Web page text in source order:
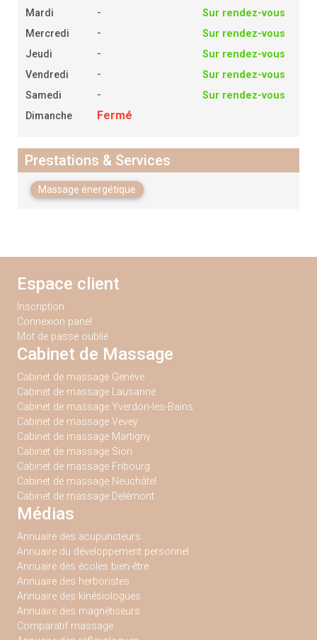
Mardi
-
Sur rendez-vous
Mercredi
-
Sur rendez-vous
Jeudi
-
Sur rendez-vous
Vendredi
-
Sur rendez-vous
Samedi
-
Sur rendez-vous
Dimanche
Fermé
Prestations & Services
Massage énergétique
Espace client
Inscription
Connexion panel
Mot de passe oublié
Cabinet de Massage
Cabinet de massage Genève
Cabinet de massage Lausanne
Cabinet de massage Yverdon-les-Bains
Cabinet de massage Vevey
Cabinet de massage Martigny
Cabinet de massage Sion
Cabinet de massage Fribourg
Cabinet de massage Neuchâtel
Cabinet de massage Delémont
Médias
Annuaire des acupuncteurs
Annuaire du développement personnel
Annuaire des écoles bien-être
Annuaire des herboristes
Annuaire des kinésiologues
Annuaire des magnétiseurs
Comparatif massage